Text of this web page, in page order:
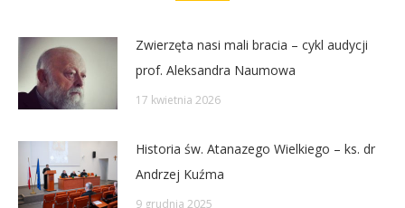
Zwierzęta nasi mali bracia – cykl audycji
prof. Aleksandra Naumowa
17 kwietnia 2026
Historia św. Atanazego Wielkiego – ks. dr
Andrzej Kuźma
9 grudnia 2025